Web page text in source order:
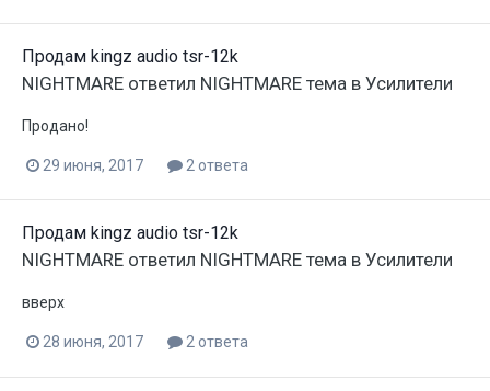
Продам kingz audio tsr-12k
NIGHTMARE ответил NIGHTMARE тема в Усилители
Продано!
29 июня, 2017 2 ответа
Продам kingz audio tsr-12k
NIGHTMARE ответил NIGHTMARE тема в Усилители
вверх
28 июня, 2017 2 ответа